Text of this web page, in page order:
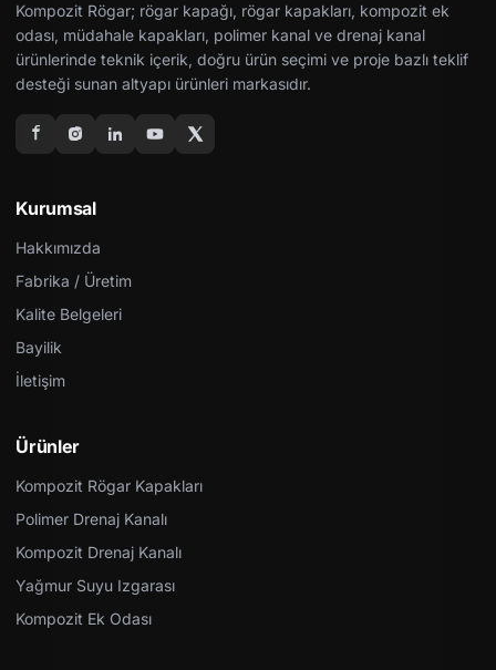
Kompozit Rögar; rögar kapağı, rögar kapakları, kompozit ek
odası, müdahale kapakları, polimer kanal ve drenaj kanal
ürünlerinde teknik içerik, doğru ürün seçimi ve proje bazlı teklif
desteği sunan altyapı ürünleri markasıdır.
Kurumsal
Hakkımızda
Fabrika / Üretim
Kalite Belgeleri
Bayilik
İletişim
Ürünler
Kompozit Rögar Kapakları
Polimer Drenaj Kanalı
Kompozit Drenaj Kanalı
Yağmur Suyu Izgarası
Kompozit Ek Odası